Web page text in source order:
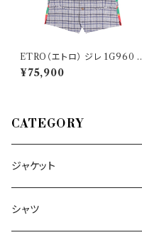
ETRO（エトロ） ジレ 1G960 2
9513
¥75,900
CATEGORY
ジャケット
～44/S
シャツ